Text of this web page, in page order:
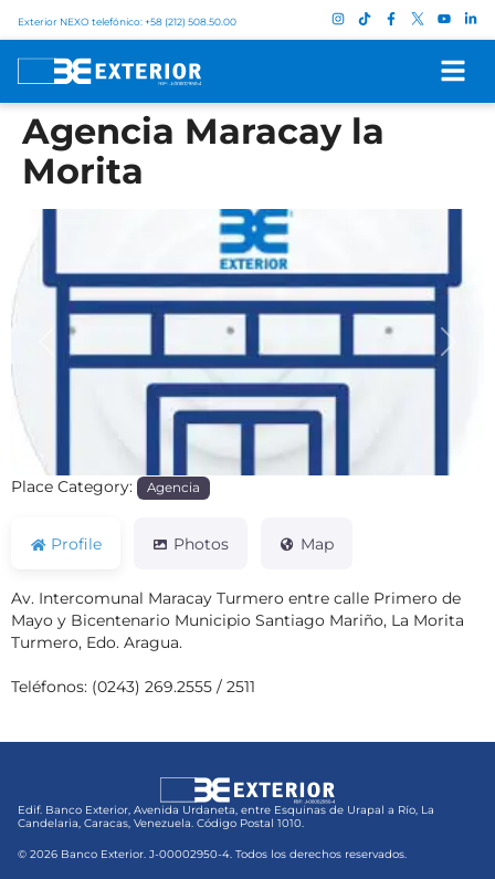
Exterior NEXO telefónico: +58 (212) 508.50.00
Agencia Maracay la
Morita
Previous Next
Place Category: Agencia
Profile Photos Map
Av. Intercomunal Maracay Turmero entre calle Primero de
Mayo y Bicentenario Municipio Santiago Mariño, La Morita
Turmero, Edo. Aragua.
Teléfonos: (0243) 269.2555 / 2511
Edif. Banco Exterior, Avenida Urdaneta, entre Esquinas de Urapal a Río, La
Candelaria, Caracas, Venezuela. Código Postal 1010.
© 2026 Banco Exterior. J-00002950-4. Todos los derechos reservados.